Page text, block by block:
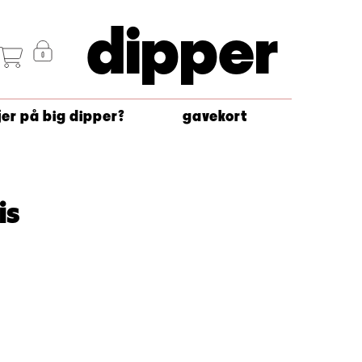
dipper
på big dipper? gavekort